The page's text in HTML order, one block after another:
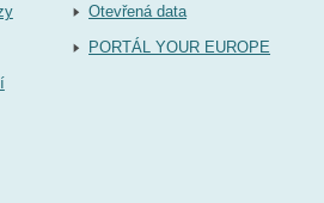
Otevřená data
PORTÁL YOUR EUROPE